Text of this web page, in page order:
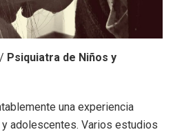
/ Psiquiatra de Niños y
una experiencia
adolescentes. Varios estudios